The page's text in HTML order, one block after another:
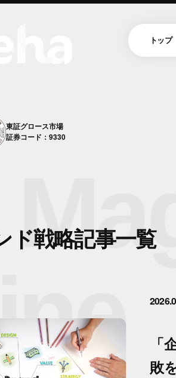
トップ
東証グロース市場
証券コード：9330
ド戦略記事一覧
敗